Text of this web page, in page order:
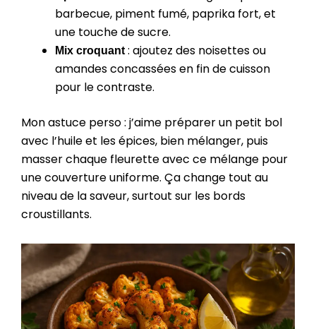
barbecue, piment fumé, paprika fort, et
une touche de sucre.
Mix croquant: ajoutez des noisettes ou
amandes concassées en fin de cuisson
pour le contraste.
Mon astuce perso : j’aime préparer un petit bol
avec l’huile et les épices, bien mélanger, puis
masser chaque fleurette avec ce mélange pour
une couverture uniforme. Ça change tout au
niveau de la saveur, surtout sur les bords
croustillants.